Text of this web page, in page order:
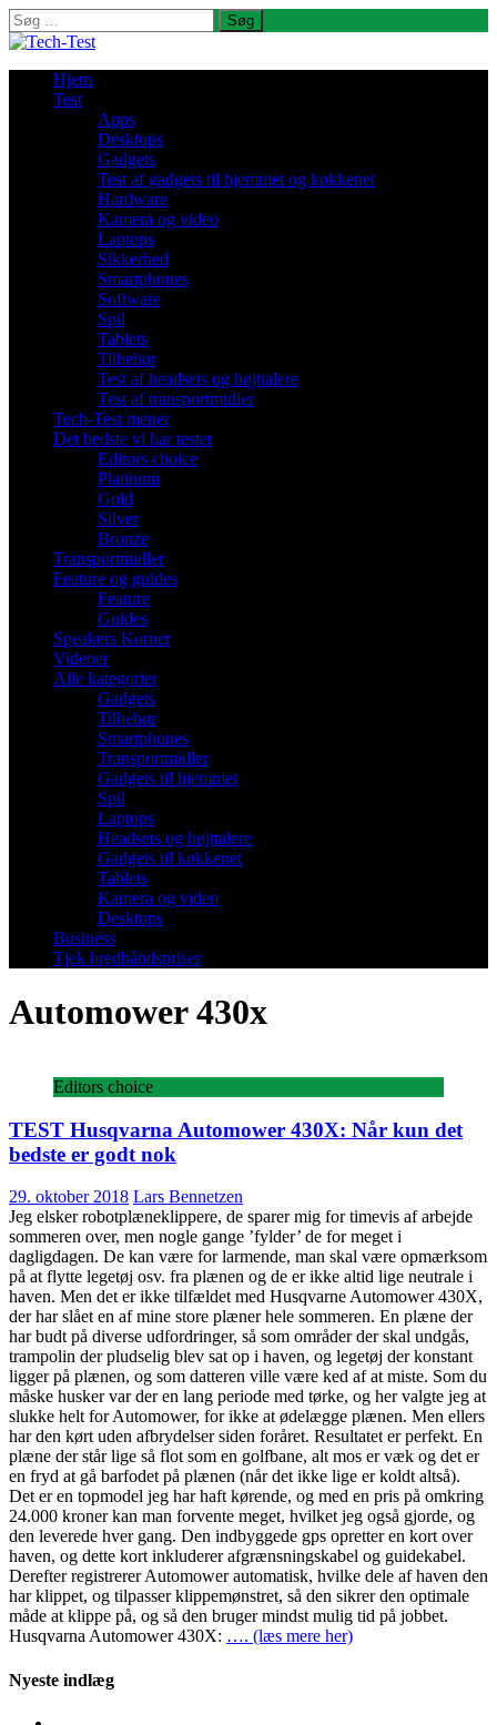
Søg
efter:
Hjem
Test
Apps
Desktops
Gadgets
Test af gadgets til hjemmet og køkkenet
Hardware
Kamera og video
Laptops
Sikkerhed
Smartphones
Software
Spil
Tablets
Tilbehør
Test af headsets og højttalere
Test af transportmidler
Tech-Test mener
Det bedste vi har testet
Editors choice
Platinum
Gold
Silver
Bronze
Transportmidler
Feature og guides
Feature
Guides
Speakers Korner
Videoer
Alle kategorier
Gadgets
Tilbehør
Smartphones
Transportmidler
Gadgets til hjemmet
Spil
Laptops
Headsets og højttalere
Gadgets til køkkenet
Tablets
Kamera og video
Desktops
Business
Tjek bredbåndspriser
Automower 430x
Editors choice
TEST Husqvarna Automower 430X: Når kun det
bedste er godt nok
29. oktober 2018 Lars Bennetzen
Jeg elsker robotplæneklippere, de sparer mig for timevis af arbejde
sommeren over, men nogle gange ’fylder’ de for meget i
dagligdagen. De kan være for larmende, man skal være opmærksom
på at flytte legetøj osv. fra plænen og de er ikke altid lige neutrale i
haven. Men det er ikke tilfældet med Husqvarne Automower 430X,
der har slået en af mine store plæner hele sommeren. En plæne der
har budt på diverse udfordringer, så som områder der skal undgås,
trampolin der pludselig blev sat op i haven, og legetøj der konstant
ligger på plænen, og som datteren ville være ked af at miste. Som du
måske husker var der en lang periode med tørke, og her valgte jeg at
slukke helt for Automower, for ikke at ødelægge plænen. Men ellers
har den kørt uden afbrydelser siden foråret. Resultatet er perfekt. En
plæne der står lige så flot som en golfbane, alt mos er væk og det er
en fryd at gå barfodet på plænen (når det ikke lige er koldt altså).
Det er en topmodel jeg har haft kørende, og med en pris på omkring
24.000 kroner kan man forvente meget, hvilket jeg også gjorde, og
den leverede hver gang. Den indbyggede gps opretter en kort over
haven, og dette kort inkluderer afgrænsningskabel og guidekabel.
Derefter registrerer Automower automatisk, hvilke dele af haven den
har klippet, og tilpasser klippemønstret, så den sikrer den optimale
måde at klippe på, og så den bruger mindst mulig tid på jobbet.
Husqvarna Automower 430X: …. (læs mere her)
Nyeste indlæg